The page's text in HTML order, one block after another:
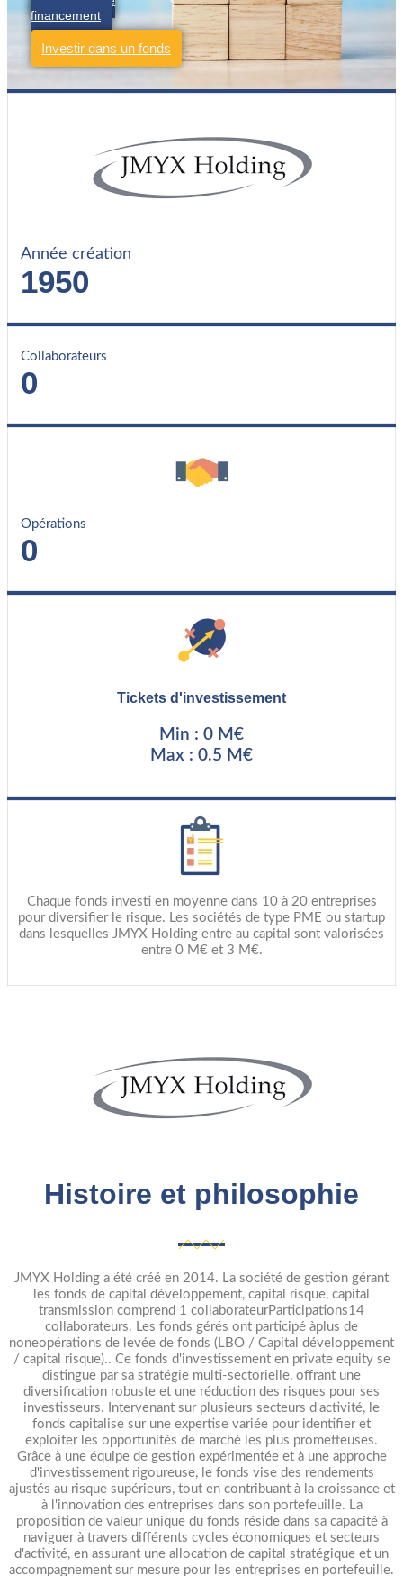
financement
Investir dans un fonds
Année création
1950
Collaborateurs
0
Opérations
0
Tickets d'investissement
Min : 0 M€
Max : 0.5 M€
Chaque fonds investi en moyenne dans 10 à 20 entreprises
pour diversifier le risque. Les sociétés de type PME ou startup
dans lesquelles JMYX Holding entre au capital sont valorisées
entre 0 M€ et 3 M€.
Histoire et philosophie
JMYX Holding a été créé en 2014. La société de gestion gérant
les fonds de capital développement, capital risque, capital
transmission comprend 1 collaborateurParticipations14
collaborateurs. Les fonds gérés ont participé àplus de
noneopérations de levée de fonds (LBO / Capital développement
/ capital risque).. Ce fonds d'investissement en private equity se
distingue par sa stratégie multi-sectorielle, offrant une
diversification robuste et une réduction des risques pour ses
investisseurs. Intervenant sur plusieurs secteurs d'activité, le
fonds capitalise sur une expertise variée pour identifier et
exploiter les opportunités de marché les plus prometteuses.
Grâce à une équipe de gestion expérimentée et à une approche
d'investissement rigoureuse, le fonds vise des rendements
ajustés au risque supérieurs, tout en contribuant à la croissance et
à l'innovation des entreprises dans son portefeuille. La
proposition de valeur unique du fonds réside dans sa capacité à
naviguer à travers différents cycles économiques et secteurs
d'activité, en assurant une allocation de capital stratégique et un
accompagnement sur mesure pour les entreprises en portefeuille.